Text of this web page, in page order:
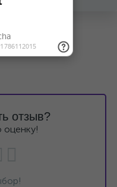
отзыв?
оценку!